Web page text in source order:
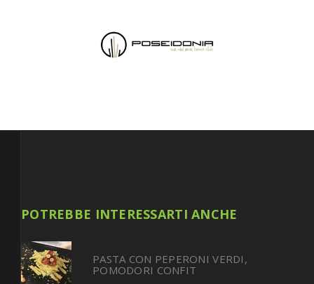
POTREBBE INTERESSARTI ANCHE
PASTA CON PEPERONI VERDI,
POMODORI CONFIT